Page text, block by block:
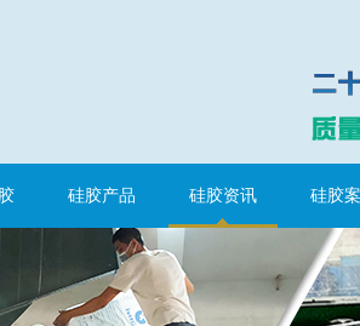
硅胶产品 硅胶资讯 硅胶